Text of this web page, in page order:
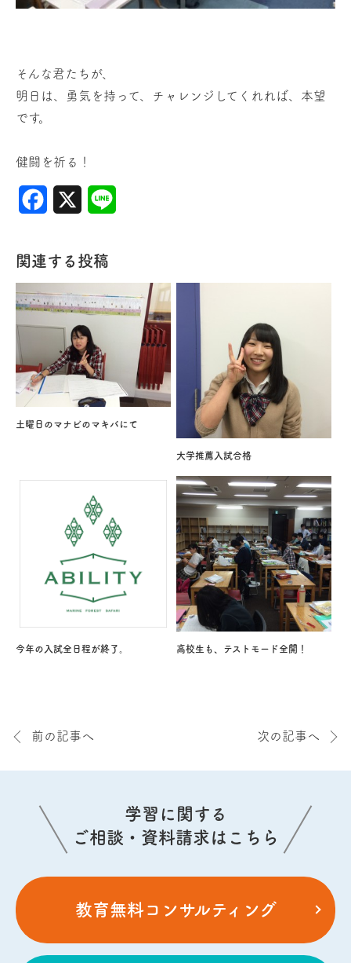
そんな君たちが、
明日は、勇気を持って、チャレンジしてくれれば、本望
です。
健闘を祈る！
Facebook
関連する投稿
土曜日のマナビのマキバにて
大学推薦入試合格
今年の入試全日程が終了。 高校生も、テストモード全開！
前の記事へ 次の記事へ
学習に関する
ご相談・資料請求はこちら
教育無料コンサルティング